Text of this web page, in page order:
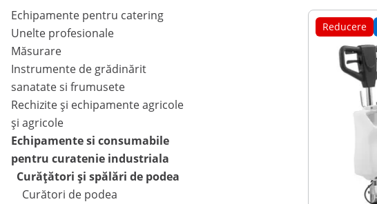
Echipamente pentru catering
Unelte profesionale
Măsurare
Instrumente de grădinărit
sanatate si frumusete
Rechizite și echipamente agricole
și agricole
Echipamente si consumabile
pentru curatenie industriala
Curățători și spălări de podea
Curători de podea
Reducere